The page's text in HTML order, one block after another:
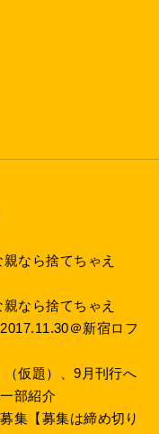
なら捨てちゃえ
なら捨てちゃえ
＠新宿ロフ
（仮題）、9月刊行へ
部紹介
集【募集は締め切り